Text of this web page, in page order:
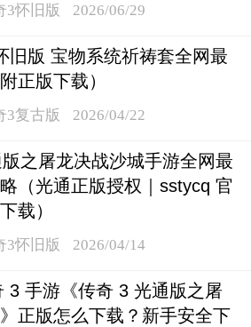
3怀旧版 2026/06/29
旧版 宝物系统祈祷套全网最
正版下载）
3复古版 2026/04/22
之屠龙决战沙城手游全网最
（光通正版授权｜sstycq 官
载）
3怀旧版 2026/04/14
3 手游《传奇 3 光通版之屠
正版怎么下载？新手安全下